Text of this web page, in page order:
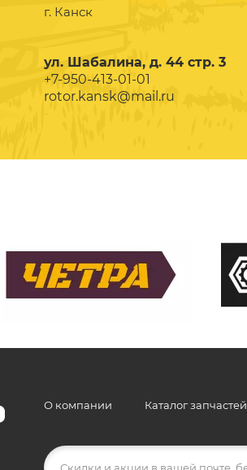
г. Канск
ул. Шабалина, д. 44 стр. 3
+7-950-413-01-01
rotor.kansk@mail.ru
О компании Каталог запчастей